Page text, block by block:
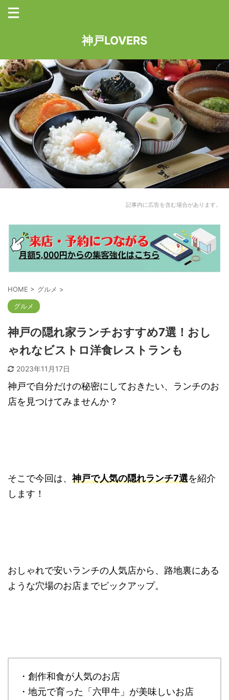
神戸LOVERS
記事内に広告を含む場合があります。
HOME > グルメ >
グルメ
神戸の隠れ家ランチおすすめ7選！おし
ゃれなビストロ洋食レストランも
2023年11月17日
神戸で自分だけの秘密にしておきたい、ランチのお
店を見つけてみませんか？
そこで今回は、 神戸で人気の隠れランチ7選を紹介
します！
おしゃれで安いランチの人気店から、路地裏にある
ような穴場のお店までピックアップ。
・創作和食が人気のお店
・地元で育った「六甲牛」が美味しいお店